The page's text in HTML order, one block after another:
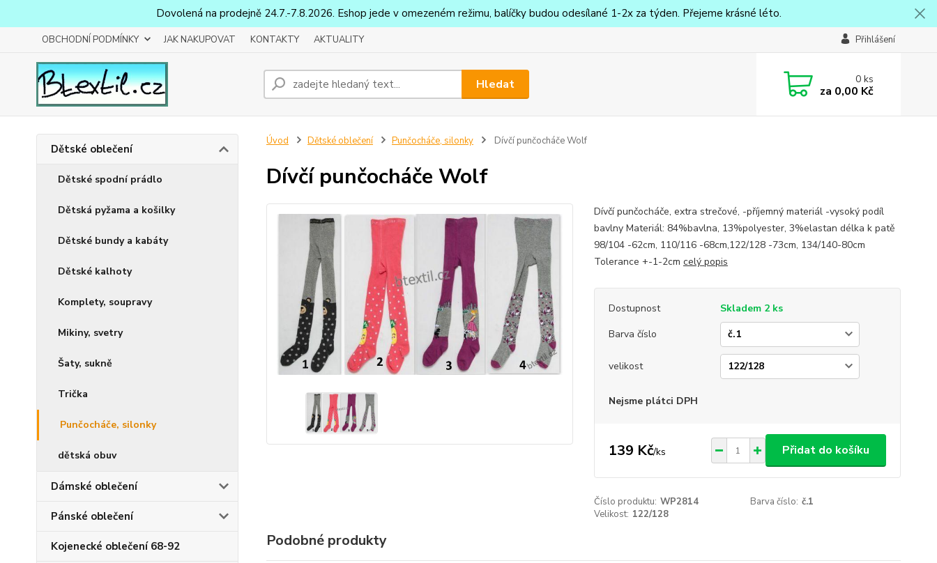
Dovolená na prodejně 24.7.-7.8.2026. Eshop jede v omezeném režimu, balíčky budou odesílané 1-2x za týden. Přejeme krásné léto.
OBCHODNÍ PODMÍNKY JAK NAKUPOVAT KONTAKTY AKTUALITY Přihlášení
Hledat 0ks
za 0,00 Kč
Dětské oblečení
Dětské spodní prádlo
Dětská pyžama a košilky
Dětské bundy a kabáty
Dětské kalhoty
Komplety, soupravy
Mikiny, svetry
Šaty, sukně
Trička
Punčocháče, silonky
dětská obuv
Dámské oblečení
Pánské oblečení
Kojenecké oblečení 68-92
Úvod Dětské oblečení Punčocháče, silonky Dívčí punčocháče Wolf
Dívčí punčocháče Wolf
Dívčí punčocháče, extra strečové, -příjemný materiál -vysoký podíl
bavlny Materiál: 84%bavlna, 13%polyester, 3%elastan délka k patě
98/104 -62cm, 110/116 -68cm,122/128 -73cm, 134/140-80cm
Tolerance +-1-2cm celý popis
Dostupnost
Skladem 2 ks
Barva číslo
velikost
Nejsme plátci DPH
139 Kč/ks Přidat do košíku
Číslo produktu: WP2814 Barva číslo: č.1
Velikost: 122/128
Podobné produkty